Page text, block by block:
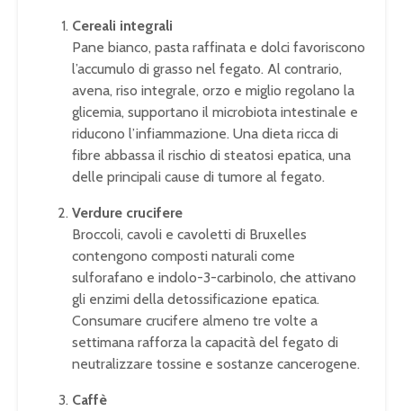
Cereali integrali
Pane bianco, pasta raffinata e dolci favoriscono
l’accumulo di grasso nel fegato. Al contrario,
avena, riso integrale, orzo e miglio regolano la
glicemia, supportano il microbiota intestinale e
riducono l’infiammazione. Una dieta ricca di
fibre abbassa il rischio di steatosi epatica, una
delle principali cause di tumore al fegato.
Verdure crucifere
Broccoli, cavoli e cavoletti di Bruxelles
contengono composti naturali come
sulforafano e indolo-3-carbinolo, che attivano
gli enzimi della detossificazione epatica.
Consumare crucifere almeno tre volte a
settimana rafforza la capacità del fegato di
neutralizzare tossine e sostanze cancerogene.
Caffè